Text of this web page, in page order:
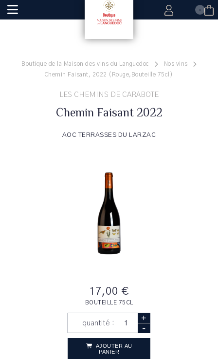
0
Boutique de la Maison des vins du Languedoc
Nos vins
Chemin Faisant, 2022 (Rouge,Bouteille 75cl)
LES CHEMINS DE CARABOTE
Chemin Faisant 2022
AOC TERRASSES DU LARZAC
17,00 €
BOUTEILLE 75CL
quantité : +
-
AJOUTER AU
PANIER